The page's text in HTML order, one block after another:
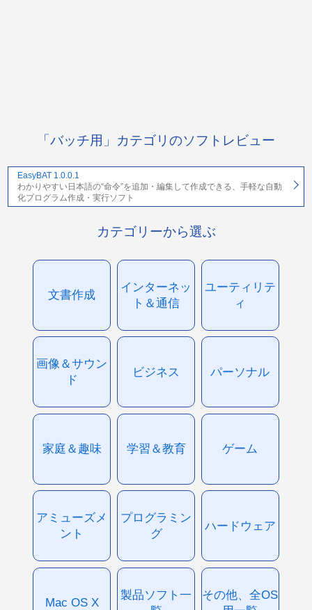
「バッチ用」カテゴリのソフトレビュー
EasyBAT 1.0.0.1
わかりやすい日本語の“命令”を追加・編集して作成できる、手軽な自動
化プログラム作成・実行ソフト
カテゴリーから選ぶ
文書作成
インターネッ
ト＆通信
ユーティリテ
ィ
画像＆サウン
ド
ビジネス パーソナル
家庭＆趣味 学習＆教育 ゲーム
アミューズメ
ント
プログラミン
グ
ハードウェア
Mac OS X
製品ソフト一
その他、全OS